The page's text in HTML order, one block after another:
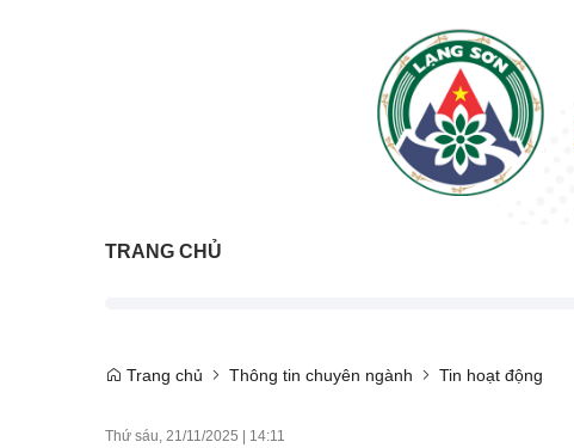
TRANG CHỦ
Trang chủ Thông tin chuyên ngành Tin hoạt động
Thứ sáu, 21/11/2025 | 14:11